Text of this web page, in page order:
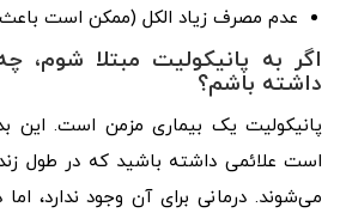
عدم مصرف زیاد الکل (ممکن است باعث
اگر به پانیکولیت مبتلا شوم،
داشته باشم؟
پانیکولیت یک بیماری مزمن است. این
است علائمی داشته باشید که در طول
می‌شوند. درمانی برای آن وجود ندارد،